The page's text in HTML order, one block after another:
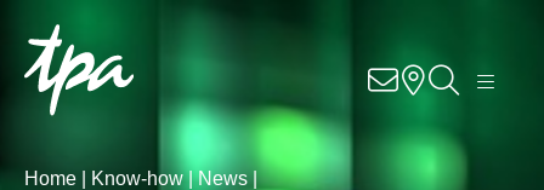
Knowhow
Home | Know-how |News |